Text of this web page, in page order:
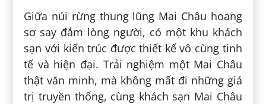
Giữa núi rừng thung lũng Mai Châu hoang
sơ say đắm lòng người, có một khu khách
sạn với kiến trúc được thiết kế vô cùng tinh
tế và hiện đại. Trải nghiệm một Mai Châu
thật văn minh, mà không mất đi những giá
trị truyền thống, cùng khách sạn Mai Châu